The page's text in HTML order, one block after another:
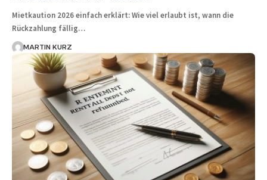
Mietkaution 2026 einfach erklärt: Wie viel erlaubt ist, wann die
Rückzahlung fällig…
MARTIN KURZ